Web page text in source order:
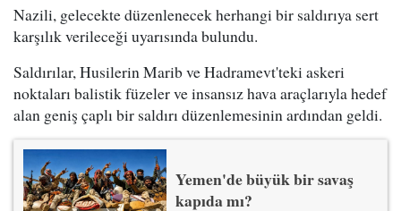
Nazili, gelecekte düzenlenecek herhangi bir saldırıya sert
karşılık verileceği uyarısında bulundu.
Saldırılar, Husilerin Marib ve Hadramevt'teki askeri
noktaları balistik füzeler ve insansız hava araçlarıyla hedef
alan geniş çaplı bir saldırı düzenlemesinin ardından geldi.
Yemen'de büyük bir savaş
kapıda mı?